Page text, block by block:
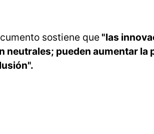
sostiene que "las
pueden aumentar la